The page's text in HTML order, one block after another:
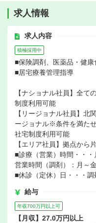
求人情報
求人内容
積極採用中
■保険調剤、医薬品・健康
■居宅療養管理指導
【ナショナル社員】全
制度利用可能
【リージョナル社員】北
ージョナル※条件を満た
社宅制度利用可能
【エリア社員】拠点から
■診療（営業）時間・・
営業時間（調剤）：月～
■休診（定休）日・・・
給与
年収700万円以上可
【月収】27.0万円以上